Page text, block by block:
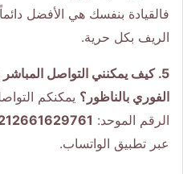
فالقيادة بنفسك هي الأفضل
الريف بكل حرية.
5. كيف يمكنني التواصل
الفوري بالناظور؟ يمكنكم
الرقم الموحد:
عبر تطبيق الواتساب.